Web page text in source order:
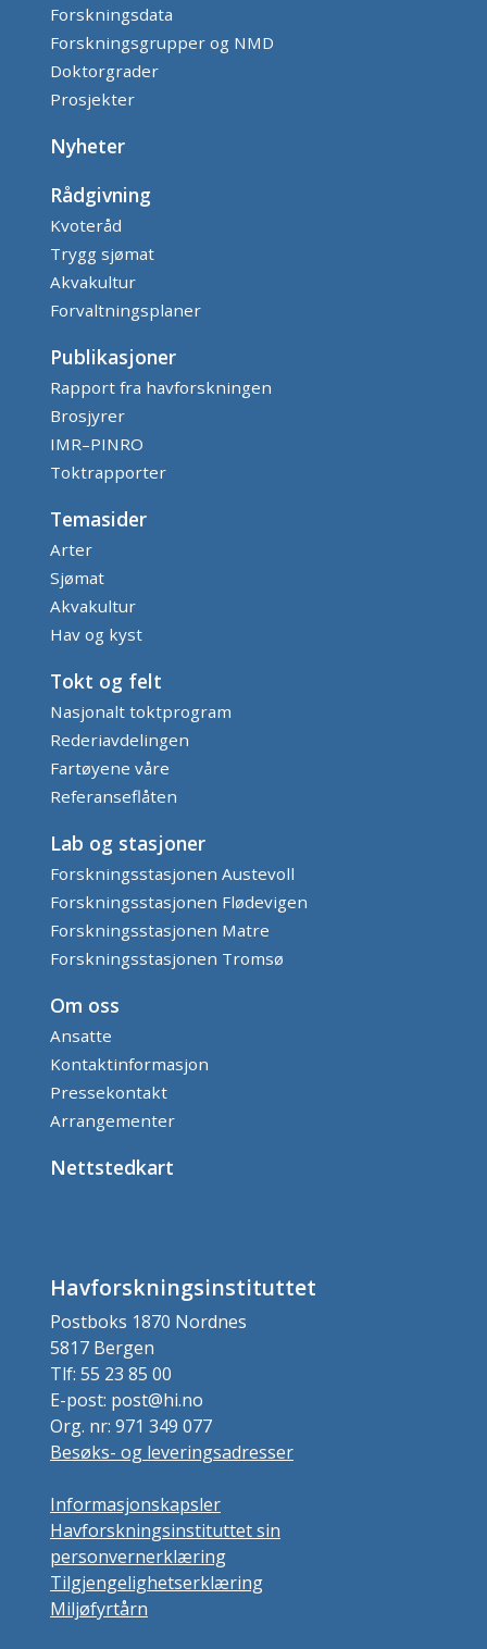
Forskningsdata
Forskningsgrupper og NMD
Doktorgrader
Prosjekter
Nyheter
Rådgivning
Kvoteråd
Trygg sjømat
Akvakultur
Forvaltningsplaner
Publikasjoner
Rapport fra havforskningen
Brosjyrer
IMR–PINRO
Toktrapporter
Temasider
Arter
Sjømat
Akvakultur
Hav og kyst
Tokt og felt
Nasjonalt toktprogram
Rederiavdelingen
Fartøyene våre
Referanseflåten
Lab og stasjoner
Forskningsstasjonen Austevoll
Forskningsstasjonen Flødevigen
Forskningsstasjonen Matre
Forskningsstasjonen Tromsø
Om oss
Ansatte
Kontaktinformasjon
Pressekontakt
Arrangementer
Nettstedkart
Havforskningsinstituttet
Postboks 1870 Nordnes
5817 Bergen
Tlf: 55 23 85 00
E-post: post@hi.no
Org. nr: 971 349 077
Besøks- og leveringsadresser
Informasjonskapsler
Havforskningsinstituttet sin
personvernerklæring
Tilgjengelighetserklæring
Miljøfyrtårn